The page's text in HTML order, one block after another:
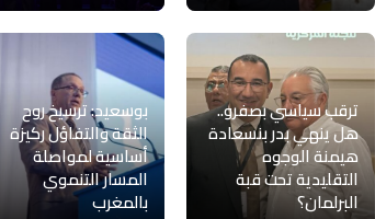
ترقب سياسي بصفرو..
هل ينهي بدر بنسعادة
هيمنة الوجوه
التقليدية تحت قبة
البرلمان؟
بوسعيد: ترسيخ روح
الثقة والتفاؤل ركيزة
أساسية لمواصلة
المسار التنموي
بالمغرب